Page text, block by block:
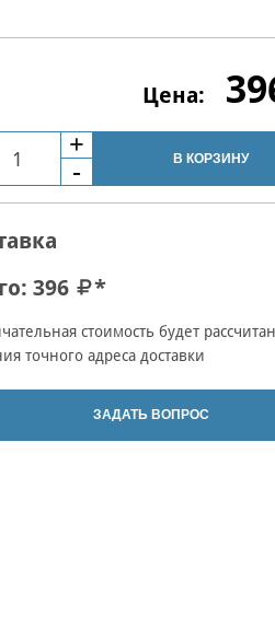
В КОРЗИНУ
396 *
стоимость будет
точного адреса доставки
ЗАДАТЬ ВОПРОС